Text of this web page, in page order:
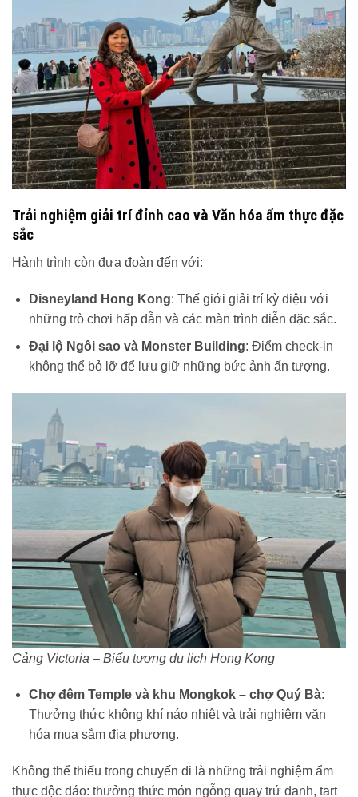
Trải nghiệm giải trí đỉnh cao và Văn hóa ẩm thực đặc
sắc
Hành trình còn đưa đoàn đến với:
Disneyland Hong Kong: Thế giới giải trí kỳ diệu với
những trò chơi hấp dẫn và các màn trình diễn đặc sắc.
Đại lộ Ngôi sao và Monster Building: Điểm check-in
không thể bỏ lỡ để lưu giữ những bức ảnh ấn tượng.
Cảng Victoria – Biểu tượng du lịch Hong Kong
Chợ đêm Temple và khu Mongkok – chợ Quý Bà:
Thưởng thức không khí náo nhiệt và trải nghiệm văn
hóa mua sắm địa phương.
Không thể thiếu trong chuyến đi là những trải nghiệm ẩm
thực độc đáo: thưởng thức món ngỗng quay trứ danh, tart